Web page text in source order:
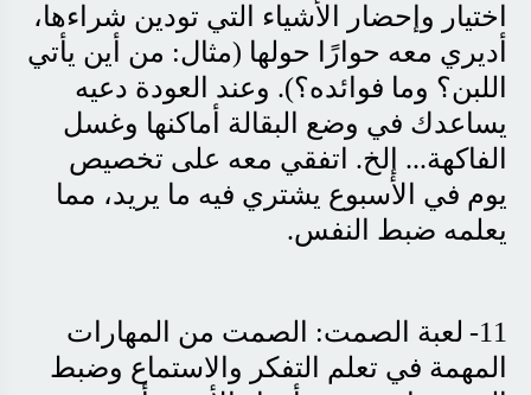
اختيار وإحضار الأشياء التي تودين شراءها،
أديري معه حوارًا حولها (مثال: من أين يأتي
اللبن؟ وما فوائده؟). وعند العودة دعيه
يساعدك في وضع البقالة أماكنها وغسل
الفاكهة... إلخ. اتفقي معه على تخصيص
يوم في الأسبوع يشتري فيه ما يريد، مما
يعلمه ضبط النفس.
11-
لعبة الصمت: الصمت من المهارات
المهمة في تعلم التفكر والاستماع وضبط